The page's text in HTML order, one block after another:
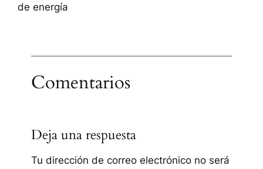
de energía
Comentarios
Deja una respuesta
Tu dirección de correo electrónico no será